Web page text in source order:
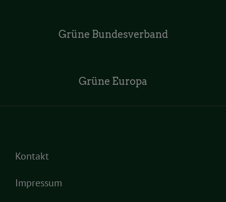
Grüne Bundesverband
Grüne Europa
Kontakt
Impressum